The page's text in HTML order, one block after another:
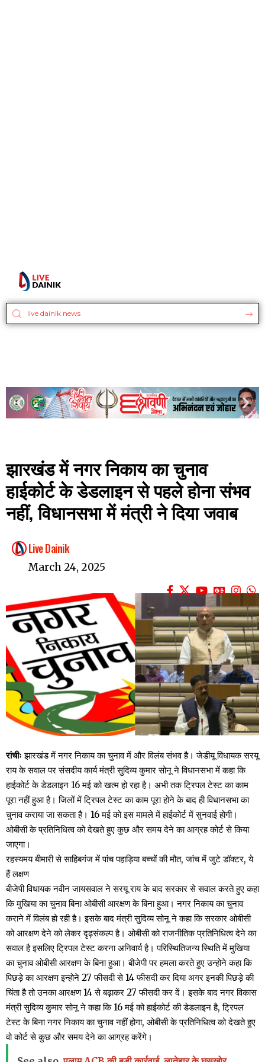
झारखंड में नगर निकाय का चुनाव
हाईकोर्ट के डेडलाइन से पहले होना संभव
नहीं, विधानसभा में मंत्री ने दिया जवाब
Live Dainik
March 24, 2025
रांचीः झारखंड में नगर निकाय का चुनाव में और विलंब संभव है। जेडीयू विधायक सरयू
राय के सवाल पर संसदीय कार्य मंत्री सुदिव्य कुमार सोनू ने विधानसभा में कहा कि
हाईकोर्ट के डेडलाइन 16 मई को खत्म हो रहा है। अभी तक ट्रिपल टेस्ट का काम
पूरा नहीं हुआ है। जिलों में ट्रिपल टेस्ट का काम पूरा होने के बाद ही विधानसभा का
चुनाव कराया जा सकता है। 16 मई को इस मामले में हाईकोर्ट में सुनवाई होगी।
ओबीसी के प्रतिनिधित्व को देखते हुए कुछ और समय देने का आग्रह कोर्ट से किया
जाएगा।
रहस्यमय बीमारी से साहिबगंज में पांच पहाड़िया बच्चों की मौत, जांच में जुटे डॉक्टर, ये
हैं लक्षण
बीजेपी विधायक नवीन जायसवाल ने सरयू राय के बाद सरकार से सवाल करते हुए कहा
कि मुखिया का चुनाव बिना ओबीसी आरक्षण के बिना हुआ। नगर निकाय का चुनाव
कराने में विलंब हो रही है। इसके बाद मंत्री सुदिव्य सोनू ने कहा कि सरकार ओबीसी
को आरक्षण देने को लेकर दृढ़संकल्प है। ओबीसी को राजनीतिक प्रतिनिधित्व देने का
सवाल है इसलिए ट्रिपल टेस्ट करना अनिवार्य है। परिस्थितिजन्य स्थिति में मुखिया
का चुनाव ओबीसी आरक्षण के बिना हुआ। बीजेपी पर हमला करते हुए उन्होने कहा कि
पिछड़े का आरक्षण इन्होने 27 फीसदी से 14 फीसदी कर दिया अगर इनकी पिछड़े की
चिंता है तो उनका आरक्षण 14 से बढ़ाकर 27 फीसदी कर दें। इसके बाद नगर विकास
मंत्री सुदिव्य कुमार सोनू ने कहा कि 16 मई को हाईकोर्ट की डेडलाइन है, ट्रिपल
टेस्ट के बिना नगर निकाय का चुनाव नहीं होगा, ओबीसी के प्रतिनिधित्व को देखते हुए
वो कोर्ट से कुछ और समय देने का आग्रह करेंगे।